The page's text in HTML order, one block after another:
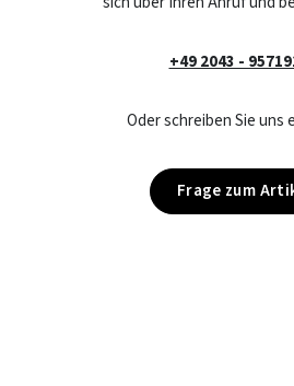
+49 2043 -
Oder schreiben Sie uns
Frage zum